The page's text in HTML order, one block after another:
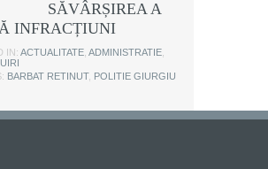
SĂVÂRȘIREA A
INFRACȚIUNI
IN: ACTUALITATE ADMINISTRATIE
BARBAT RETINUT, POLITIE GIURGIU